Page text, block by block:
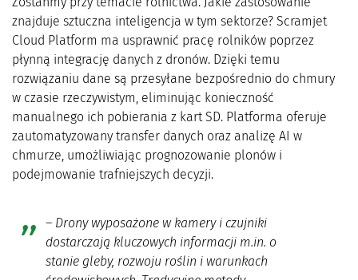
znajduje sztuczna inteligencja w tym sektorze? Scramjet
Cloud Platform ma usprawnić pracę rolników poprzez
płynną integrację danych z dronów. Dzięki temu
rozwiązaniu dane są przesyłane bezpośrednio do chmury
w czasie rzeczywistym, eliminując konieczność
manualnego ich pobierania z kart SD. Platforma oferuje
zautomatyzowany transfer danych oraz analizę AI w
chmurze, umożliwiając prognozowanie plonów i
podejmowanie trafniejszych decyzji.
– Drony wyposażone w kamery i czujniki
dostarczają kluczowych informacji m.in. o
stanie gleby, rozwoju roślin i warunkach